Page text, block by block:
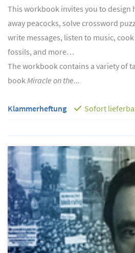
This workbook invites you to design
away peacocks, solve crossword
write messages, listen to music,
fossils, and more…
The workbook contains a variety of
bookMiracle on the...
Klammerheftung Sofort